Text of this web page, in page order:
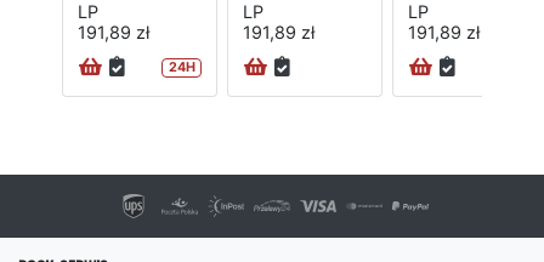
LP
191,89 zł
24H
LP
191,89 zł
LP
191,89 zł